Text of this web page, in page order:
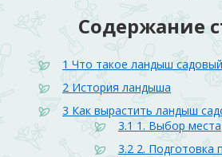
Содержание
1 Что такое ландыш
2 История ландыша
3 Как вырастить ландыш
3.1 1. Выбор места
3.2 2. Подготовка